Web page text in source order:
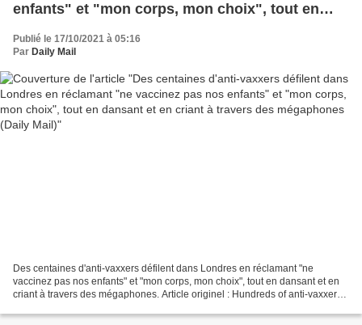
enfants" et "mon corps, mon choix", tout en
dansant et en criant à travers des mégaphones
(Daily Mail)
Publié le 17/10/2021 à 05:16
Par Daily Mail
Des centaines d'anti-vaxxers défilent dans Londres en réclamant "ne
vaccinez pas nos enfants" et "mon corps, mon choix", tout en dansant et en
criant à travers des mégaphones. Article originel : Hundreds of anti-vaxxers